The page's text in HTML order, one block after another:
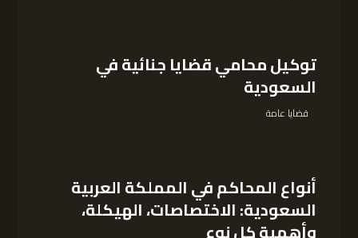
توكيل محامي قضايا جنائية في
السعودية
قضايا عامة
أنواع المحاكم في المملكة العربية
السعودية: الاختصاصات، الهيكلة،
وأهمية كل نوع